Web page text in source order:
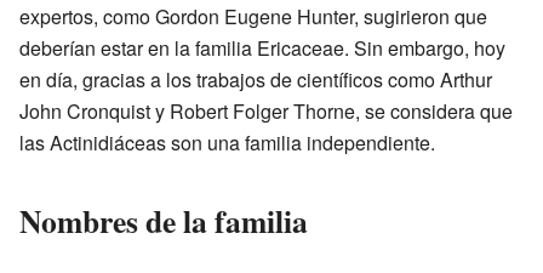
expertos, como Gordon Eugene Hunter, sugirieron que
deberían estar en la familia Ericaceae. Sin embargo, hoy
en día, gracias a los trabajos de científicos como Arthur
John Cronquist y Robert Folger Thorne, se considera que
las Actinidiáceas son una familia independiente.
Nombres de la familia